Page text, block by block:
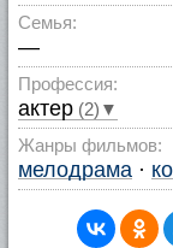
Семья:
—
Профессия:
актер (2)▼
Жанры фильмов:
мелодрама ·